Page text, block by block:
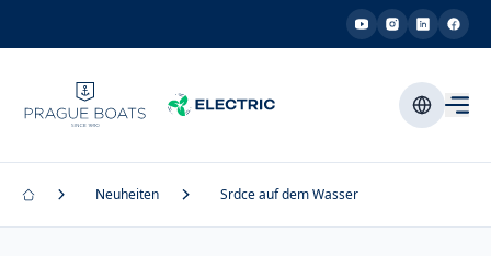
Neuheiten Srdce auf dem Wasser